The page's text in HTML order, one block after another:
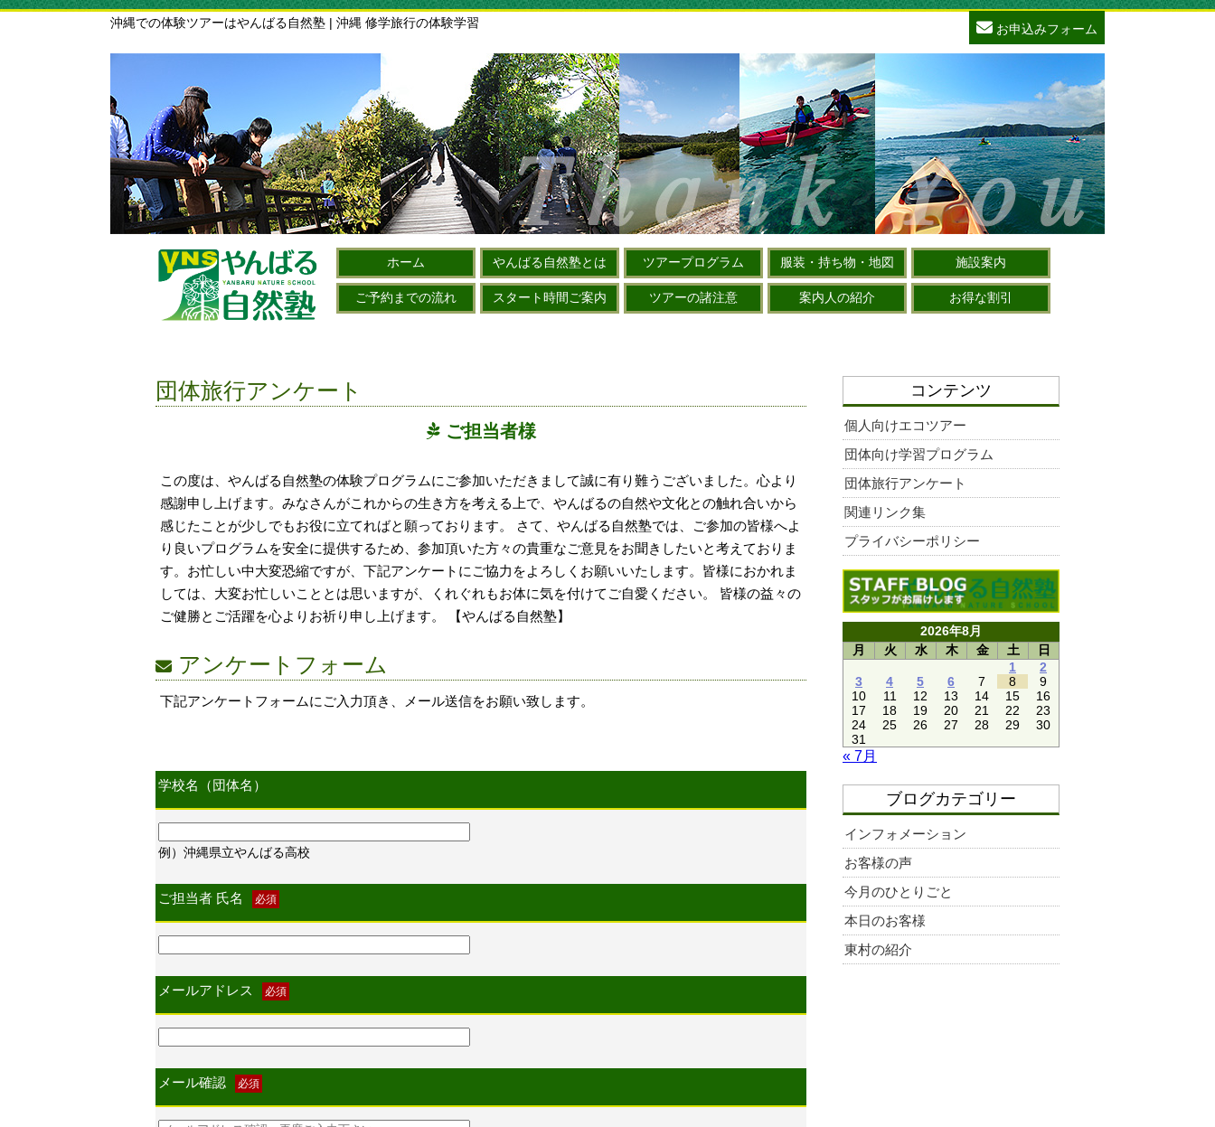
沖縄での体験ツアーはやんばる自然塾 | 沖縄 修学旅行の体験学習 お申込みフォーム
ホーム やんばる自然塾とは ツアープログラム 服装・持ち物・地図 施設案内
ご予約までの流れ スタート時間ご案内 ツアーの諸注意 案内人の紹介 お得な割引
団体旅行アンケート
ご担当者様
この度は、やんばる自然塾の体験プログラムにご参加いただきまして誠に有り難うございました。心より
感謝申し上げます。みなさんがこれからの生き方を考える上で、やんばるの自然や文化との触れ合いから
感じたことが少しでもお役に立てればと願っております。 さて、やんばる自然塾では、ご参加の皆様へよ
り良いプログラムを安全に提供するため、参加頂いた方々の貴重なご意見をお聞きしたいと考えておりま
す。お忙しい中大変恐縮ですが、下記アンケートにご協力をよろしくお願いいたします。皆様におかれま
しては、大変お忙しいこととは思いますが、くれぐれもお体に気を付けてご自愛ください。 皆様の益々の
ご健勝とご活躍を心よりお祈り申し上げます。 【やんばる自然塾】
アンケートフォーム
下記アンケートフォームにご入力頂き、メール送信をお願い致します。
学校名（団体名）
例）沖縄県立やんばる高校
ご担当者 氏名 必須
メールアドレス 必須
メール確認 必須
コンテンツ
個人向けエコツアー
団体向け学習プログラム
団体旅行アンケート
関連リンク集
プライバシーポリシー
2026年8月
月
火 水 木 金 土
日
1
2
3
4 5 6 7 8
9
10
11 12 13 14 15
16
17
18 19 20 21 22
23
24
25 26 27 28 29
30
31
« 7月
ブログカテゴリー
インフォメーション
お客様の声
今月のひとりごと
本日のお客様
東村の紹介